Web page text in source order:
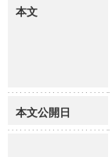
本文
本文公開日